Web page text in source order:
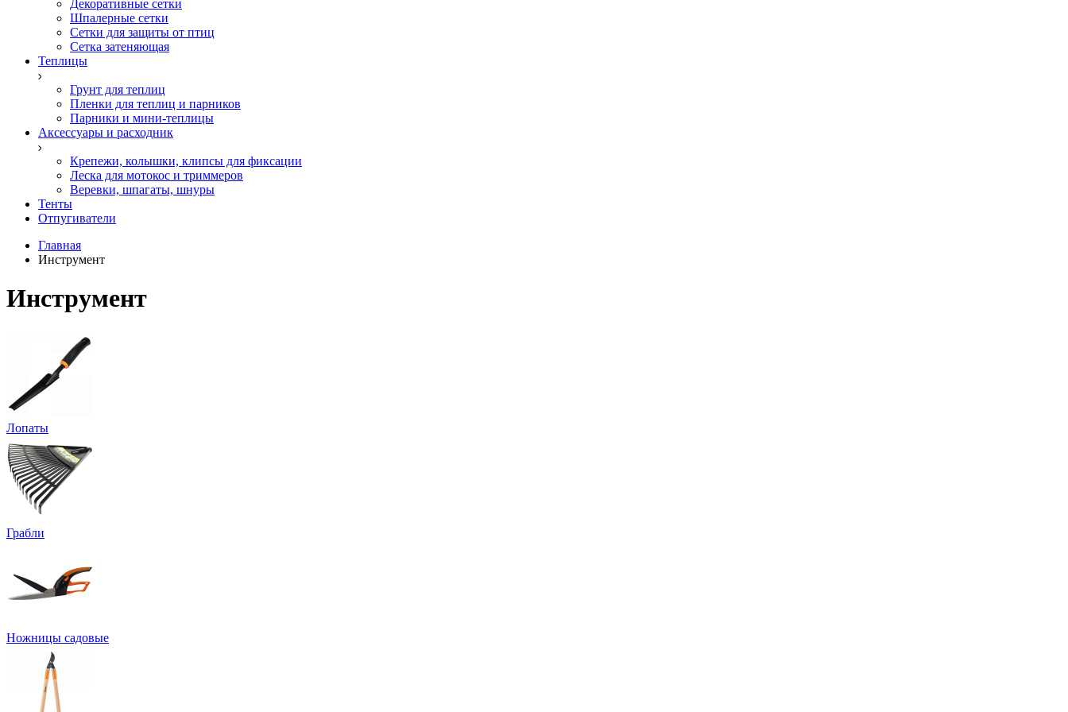
Декоративные сетки
Шпалерные сетки
Сетки для защиты от птиц
Сетка затеняющая
Теплицы
Грунт для теплиц
Пленки для теплиц и парников
Парники и мини-теплицы
Аксессуары и расходник
Крепежи, колышки, клипсы для фиксации
Леска для мотокос и триммеров
Веревки, шпагаты, шнуры
Тенты
Отпугиватели
Главная
Инструмент
Инструмент
Лопаты
Грабли
Ножницы садовые